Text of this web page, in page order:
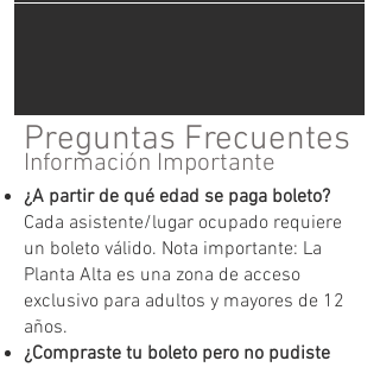
Preguntas Frecuentes
Información Importante
¿A partir de qué edad se paga boleto?
Cada asistente/lugar ocupado requiere
un boleto válido. Nota importante: La
Planta Alta es una zona de acceso
exclusivo para adultos y mayores de 12
años.
¿Compraste tu boleto pero no pudiste